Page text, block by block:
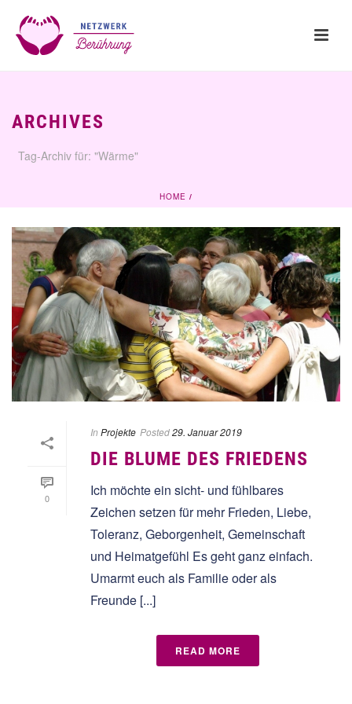
ARCHIVES
Tag-Archiv für: "Wärme"
HOME /
0
In Projekte Posted29. Januar 2019
DIE BLUME DES FRIEDENS
Ich möchte ein sicht- und fühlbares
Zeichen setzen für mehr Frieden, Liebe,
Toleranz, Geborgenheit, Gemeinschaft
und Heimatgefühl Es geht ganz einfach.
Umarmt euch als Familie oder als
Freunde [...]
READ MORE